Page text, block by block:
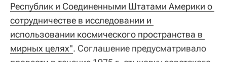
Республик и Соединенными Штатами Америки о
сотрудничестве в исследовании и
использовании космического пространства в
мирных целях". Соглашение предусматривало